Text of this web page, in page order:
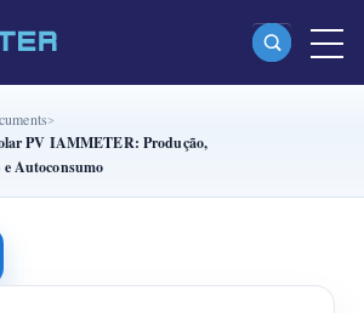
Medidor de energia Wi-Fi (WEM3080)
Medidor de energia Wi-Fi (WEM2067)
Medidor de energia Wi-Fi (WEM3080T)
PV IAMMETER: Produção,
Autoconsumo